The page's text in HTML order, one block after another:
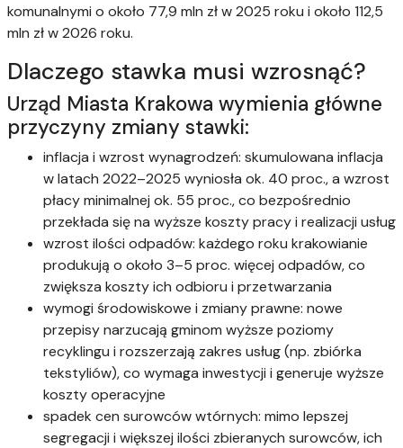
komunalnymi o około 77,9 mln zł w 2025 roku i około 112,5
mln zł w 2026 roku.
Dlaczego stawka musi wzrosnąć?
Urząd Miasta Krakowa wymienia główne
przyczyny zmiany stawki:
inflacja i wzrost wynagrodzeń: skumulowana inflacja
w latach 2022–2025 wyniosła ok. 40 proc., a wzrost
płacy minimalnej ok. 55 proc., co bezpośrednio
przekłada się na wyższe koszty pracy i realizacji usług
wzrost ilości odpadów: każdego roku krakowianie
produkują o około 3–5 proc. więcej odpadów, co
zwiększa koszty ich odbioru i przetwarzania
wymogi środowiskowe i zmiany prawne: nowe
przepisy narzucają gminom wyższe poziomy
recyklingu i rozszerzają zakres usług (np. zbiórka
tekstyliów), co wymaga inwestycji i generuje wyższe
koszty operacyjne
spadek cen surowców wtórnych: mimo lepszej
segregacji i większej ilości zbieranych surowców, ich